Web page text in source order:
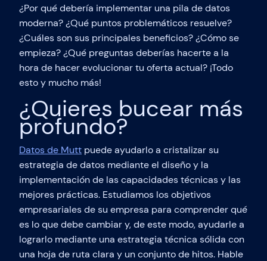
¿Por qué debería implementar una pila de datos
moderna? ¿Qué puntos problemáticos resuelve?
¿Cuáles son sus principales beneficios? ¿Cómo se
empieza? ¿Qué preguntas deberías hacerte a la
hora de hacer evolucionar tu oferta actual? ¡Todo
esto y mucho más!
¿Quieres bucear más
profundo?
Datos de Mutt puede ayudarlo a cristalizar su
estrategia de datos mediante el diseño y la
implementación de las capacidades técnicas y las
mejores prácticas. Estudiamos los objetivos
empresariales de su empresa para comprender qué
es lo que debe cambiar y, de este modo, ayudarle a
lograrlo mediante una estrategia técnica sólida con
una hoja de ruta clara y un conjunto de hitos. Hable